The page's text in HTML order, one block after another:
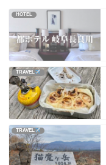
HOTEL
TRAVEL
TRAVEL